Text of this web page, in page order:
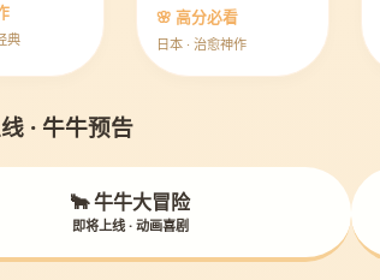
典
🌸 高分必看
日本 · 治愈神作
· 牛牛预告
🐂 牛牛大冒险
即将上线 · 动画喜剧